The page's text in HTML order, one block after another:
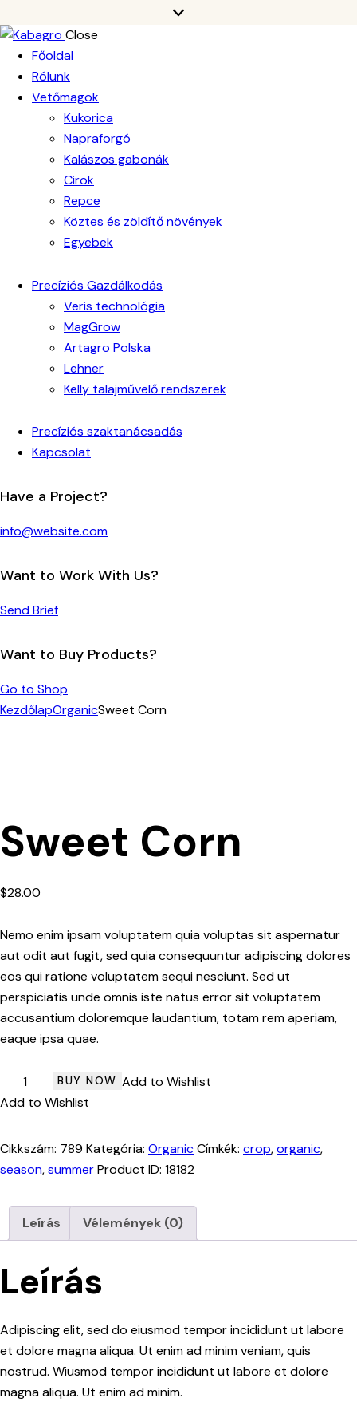
Close
Főoldal
Rólunk
Vetőmagok
Kukorica
Napraforgó
Kalászos gabonák
Cirok
Repce
Köztes és zöldítő növények
Egyebek
Precíziós Gazdálkodás
Veris technológia
MagGrow
Artagro Polska
Lehner
Kelly talajművelő rendszerek
Precíziós szaktanácsadás
Kapcsolat
Have a Project?
info@website.com
Want to Work With Us?
Send Brief
Want to Buy Products?
Go to Shop
KezdőlapOrganicSweet Corn
Sweet Corn
$28.00
Nemo enim ipsam voluptatem quia voluptas sit aspernatur
aut odit aut fugit, sed quia consequuntur adipiscing dolores
eos qui ratione voluptatem sequi nesciunt. Sed ut
perspiciatis unde omnis iste natus error sit voluptatem
accusantium doloremque laudantium, totam rem aperiam,
eaque ipsa quae.
Sweet
Corn
BUY NOW Add to Wishlist
Add to Wishlist
Cikkszám: 789 Kategória: OrganicCímkék: crop,organic,
season,summerProduct ID: 18182
Leírás Vélemények (0)
Leírás
Adipiscing elit, sed do eiusmod tempor incididunt ut labore
et dolore magna aliqua. Ut enim ad minim veniam, quis
nostrud. Wiusmod tempor incididunt ut labore et dolore
magna aliqua. Ut enim ad minim.